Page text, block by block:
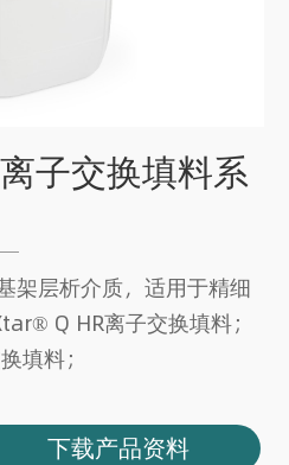
子交换填料系
架层析介质，适用于精细
Q HR离子交换填料；
填料；
下载产品资料